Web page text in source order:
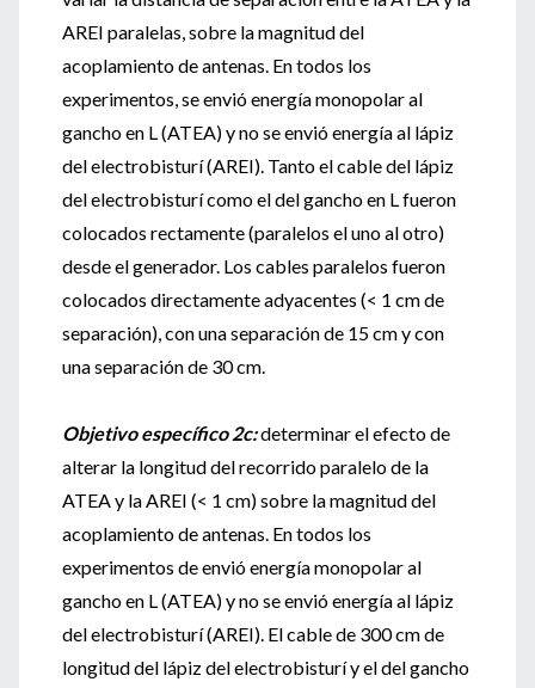
AREI paralelas, sobre la magnitud del
acoplamiento de antenas. En todos los
experimentos, se envió energía monopolar al
gancho en L (ATEA) y no se envió energía al lápiz
del electrobisturí (AREI). Tanto el cable del lápiz
del electrobisturí como el del gancho en L fueron
colocados rectamente (paralelos el uno al otro)
desde el generador. Los cables paralelos fueron
colocados directamente adyacentes (< 1 cm de
separación), con una separación de 15 cm y con
una separación de 30 cm.
Objetivo específico 2c:determinar el efecto de
alterar la longitud del recorrido paralelo de la
ATEA y la AREI (< 1 cm) sobre la magnitud del
acoplamiento de antenas. En todos los
experimentos de envió energía monopolar al
gancho en L (ATEA) y no se envió energía al lápiz
del electrobisturí (AREI). El cable de 300 cm de
longitud del lápiz del electrobisturí y el del gancho